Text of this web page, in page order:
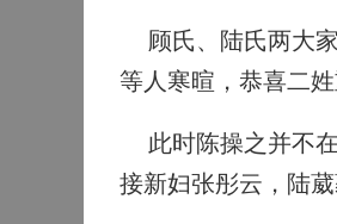
顾氏、陆氏两大家
等人寒暄，恭喜二姓
此时陈操之并不在
接新妇张彤云，陆